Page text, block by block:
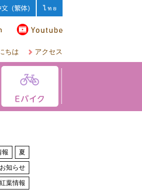
ちは アクセス
報 夏
お知らせ
葉情報